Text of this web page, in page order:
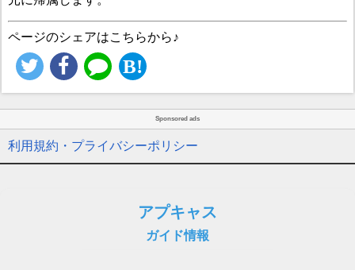
ページのシェアはこちらから♪
Sponsored ads
利用規約・プライバシーポリシー
アプキャス
ガイド情報